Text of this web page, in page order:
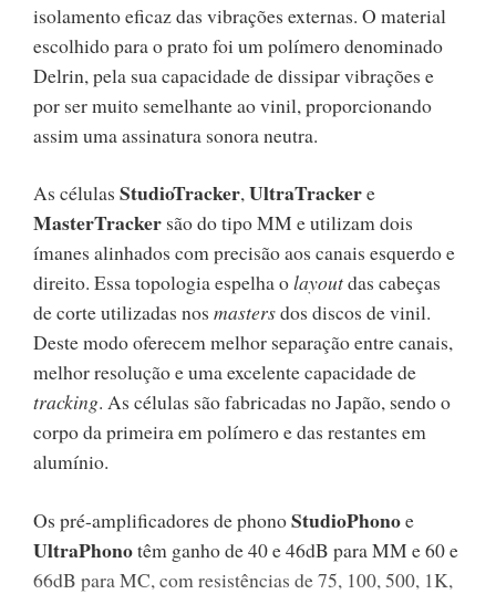
isolamento eficaz das vibrações externas. O material
escolhido para o prato foi um polímero denominado
Delrin, pela sua capacidade de dissipar vibrações e
por ser muito semelhante ao vinil, proporcionando
assim uma assinatura sonora neutra.
As células StudioTracker,UltraTrackere
MasterTracker são do tipo MM e utilizam dois
ímanes alinhados com precisão aos canais esquerdo e
direito. Essa topologia espelha olayoutdas cabeças
de corte utilizadas nos mastersdos discos de vinil.
Deste modo oferecem melhor separação entre canais,
melhor resolução e uma excelente capacidade de
tracking. As células são fabricadas no Japão, sendo o
corpo da primeira em polímero e das restantes em
alumínio.
Os pré-amplificadores de phonoStudioPhonoe
UltraPhonotêm ganho de 40 e 46dB para MM e 60 e
66dB para MC, com resistências de 75, 100, 500, 1K,